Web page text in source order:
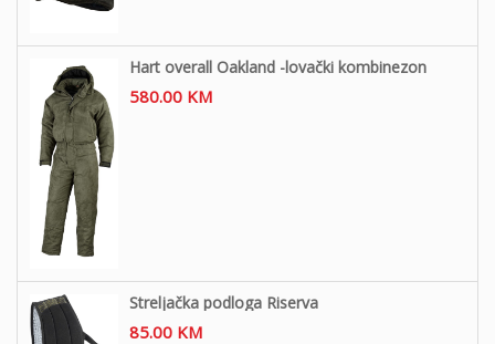
Hart overall Oakland -lovački kombinezon
580.00 KM
Streljačka podloga Riserva
85.00 KM